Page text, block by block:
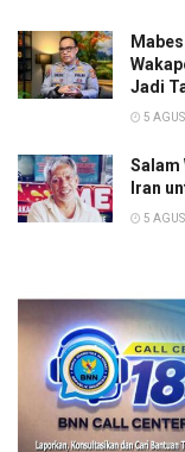
Jadi
5
Salam
Iran
5